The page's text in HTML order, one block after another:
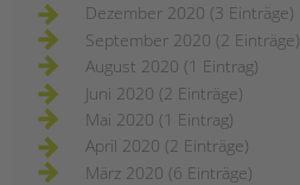
Dezember 2020 (3 Einträge)
September 2020 (2 Einträge)
August 2020 (1 Eintrag)
Juni 2020 (2 Einträge)
Mai 2020 (1 Eintrag)
April 2020 (2 Einträge)
März 2020 (6 Einträge)